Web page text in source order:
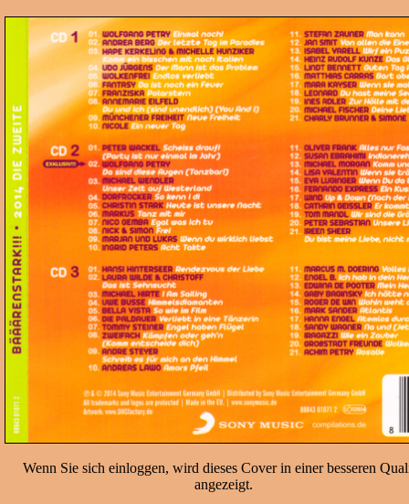
Wenn Sie sich einloggen, wird dieses Cover in einer besseren
angezeigt.